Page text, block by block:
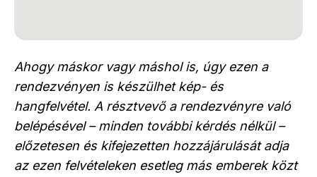
Ahogy máskor vagy máshol is, úgy ezen a
rendezvényen is készülhet kép- és
hangfelvétel. A résztvevő a rendezvényre való
belépésével – minden további kérdés nélkül –
előzetesen és kifejezetten hozzájárulását adja
az ezen felvételeken esetleg más emberek közt